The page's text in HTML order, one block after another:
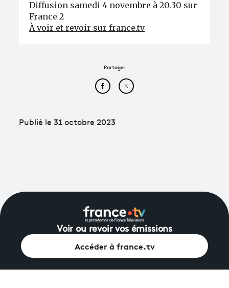
Diffusion samedi 4 novembre à 20.30 sur
France 2
À voir et revoir sur france.tv
Partager
Partager cet article sur
Partager cet article sur
Publié le 31 octobre 2023
Voir ou revoir vos émissions
Accéder à france.tv